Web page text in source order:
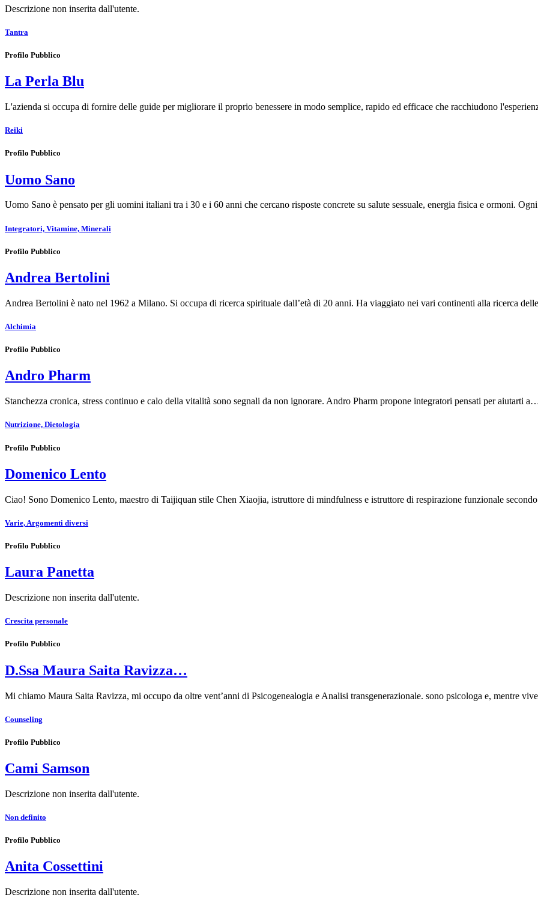
Descrizione non inserita dall'utente.
Tantra
Profilo Pubblico
La Perla Blu
L'azienda si occupa di fornire delle guide per migliorare il proprio benessere in modo semplice, rapido ed efficace che racchiudono
Reiki
Profilo Pubblico
Uomo Sano
Uomo Sano è pensato per gli uomini italiani tra i 30 e i 60 anni che cercano risposte concrete su salute sessuale, energia fisica e ormoni.
Integratori, Vitamine, Minerali
Profilo Pubblico
Andrea Bertolini
Andrea Bertolini è nato nel 1962 a Milano. Si occupa di ricerca spirituale dall’età di 20 anni. Ha viaggiato nei vari continenti alla ricerca
Alchimia
Profilo Pubblico
Andro Pharm
Stanchezza cronica, stress continuo e calo della vitalità sono segnali da non ignorare. Andro Pharm propone integratori pensati per aiutarti
Nutrizione, Dietologia
Profilo Pubblico
Domenico Lento
Ciao! Sono Domenico Lento, maestro di Taijiquan stile Chen Xiaojia, istruttore di mindfulness e istruttore di respirazione funzionale
Varie, Argomenti diversi
Profilo Pubblico
Laura Panetta
Descrizione non inserita dall'utente.
Crescita personale
Profilo Pubblico
D.Ssa Maura Saita Ravizza…
Mi chiamo Maura Saita Ravizza, mi occupo da oltre vent’anni di Psicogenealogia e Analisi transgenerazionale. sono psicologa e, mentre
Counseling
Profilo Pubblico
Cami Samson
Descrizione non inserita dall'utente.
Non definito
Profilo Pubblico
Anita Cossettini
Descrizione non inserita dall'utente.